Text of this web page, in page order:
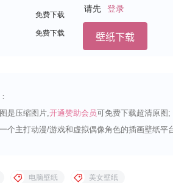
免费下载
免费下载
请先 登录
壁纸下载
是压缩图片,开通赞助会员可免费下载超清原图;
个主打动漫/游戏和虚拟偶像角色的插画壁纸平
电脑壁纸 美女壁纸